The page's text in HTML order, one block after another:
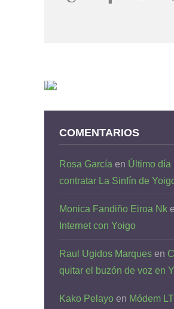
COMENTARIOS
Rosa García en Último día
contratar La Sinfín de
Monica Fandiño Eiroa Nk
Internet con Yoigo
Raul Ugidos Marques en
quitar el buzón de voz en
Kako Pelayo en Módem